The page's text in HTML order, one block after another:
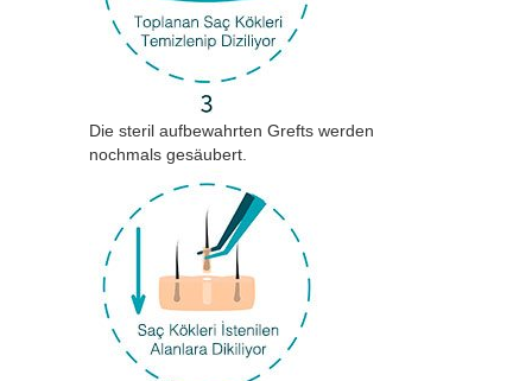
Die steril aufbewahrten Grefts werden
nochmals gesäubert.